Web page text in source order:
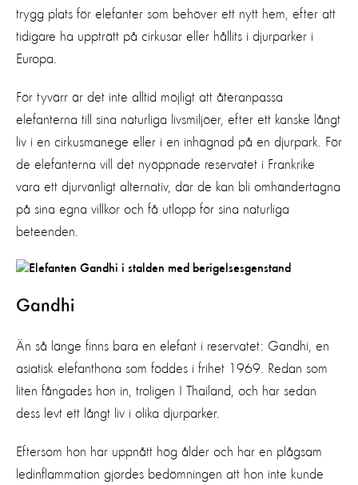
trygg plats för elefanter som behöver ett nytt hem, efter att
tidigare ha uppträtt på cirkusar eller hållits i djurparker i
Europa.
För tyvärr är det inte alltid möjligt att återanpassa
elefanterna till sina naturliga livsmiljöer, efter ett kanske långt
liv i en cirkusmanege eller i en inhägnad på en djurpark. För
de elefanterna vill det nyöppnade reservatet i Frankrike
vara ett djurvänligt alternativ, där de kan bli omhändertagna
på sina egna villkor och få utlopp för sina naturliga
beteenden.
Gandhi
Än så länge finns bara en elefant i reservatet: Gandhi, en
asiatisk elefanthona som föddes i frihet 1969. Redan som
liten fångades hon in, troligen I Thailand, och har sedan
dess levt ett långt liv i olika djurparker.
Eftersom hon har uppnått hög ålder och har en plågsam
ledinflammation gjordes bedömningen att hon inte kunde